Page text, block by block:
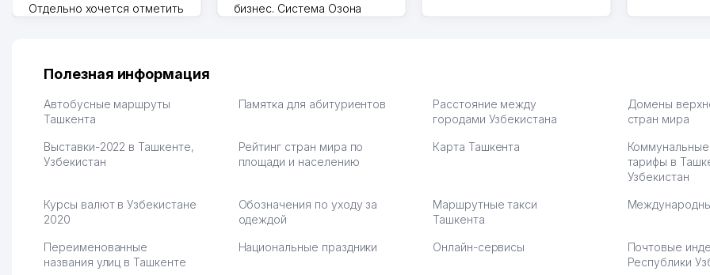
Отдельно хочется отметить
их работе значительно
обслуживания клиентов.
Рекомендую этот колл-
партнера для бизнеса.
Vip Brand 31.07.2026 11:43:39
бизнес. Система Озона
тут у нас уже есть ПВЗ.
Марат 27.07.2026 08:00:37
Полезная информация
Автобусные маршруты
Ташкента
Памятка для абитуриентов
Расстояние между
городами Узбекистана
Домены
стран мира
Выставки-2022 в Ташкенте,
Узбекистан
Рейтинг стран мира по
площади и населению
Карта Ташкента
тарифы в
Узбекистан
Курсы валют в Узбекистане
2020
Обозначения по уходу за
одеждой
Маршрутные такси
Ташкента
Переименованные
названия улиц в Ташкенте
Национальные праздники Онлайн-сервисы
Почтовые
Республики